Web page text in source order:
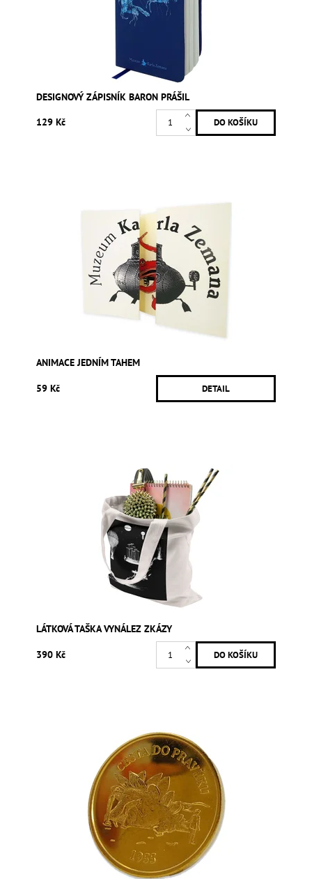
DESIGNOVÝ ZÁPISNÍK BARON PRÁŠIL
129 Kč
ANIMACE JEDNÍM TAHEM
59 Kč DETAIL
LÁTKOVÁ TAŠKA VYNÁLEZ ZKÁZY
390 Kč